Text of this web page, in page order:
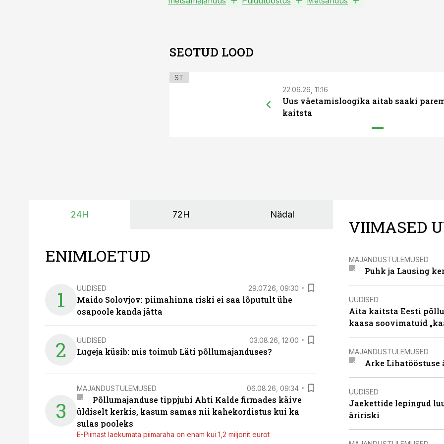
SEOTUD LOOD
ST
22.06.26, 11:16
Uus väetamisloogika aitab saaki
kaitsta
24H 72H Nädal
ENIMLOETUD
1 UUDISED 29.07.26, 09:30
Maido Solovjov: piimahinna riski ei saa lõputult ühe
osapoole kanda jätta
2 UUDISED 03.08.26, 12:00
Lugeja küsib: mis toimub Läti põllumajanduses?
3
MAJANDUSTULEMUSED 06.08.26, 09:34
Põllumajanduse tippjuhi Ahti Kalde firmades käive
üldiselt kerkis, kasum samas nii kahekordistus kui ka
sulas pooleks
E-Piimast laekumata piimaraha on enam kui 1,2 miljonit eurot
VIIMASED
MAJANDUSTULEMUSED
Puhk ja Lausing
UUDISED
Aita kaitsta Eesti
kaasa soovimatuid
MAJANDUSTULEMUSED
Arke Lihatööstuse
UUDISED
Jaekettide lepingud
äririski